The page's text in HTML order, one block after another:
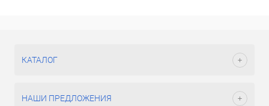
КАТАЛОГ
НАШИ ПРЕДЛОЖЕНИЯ